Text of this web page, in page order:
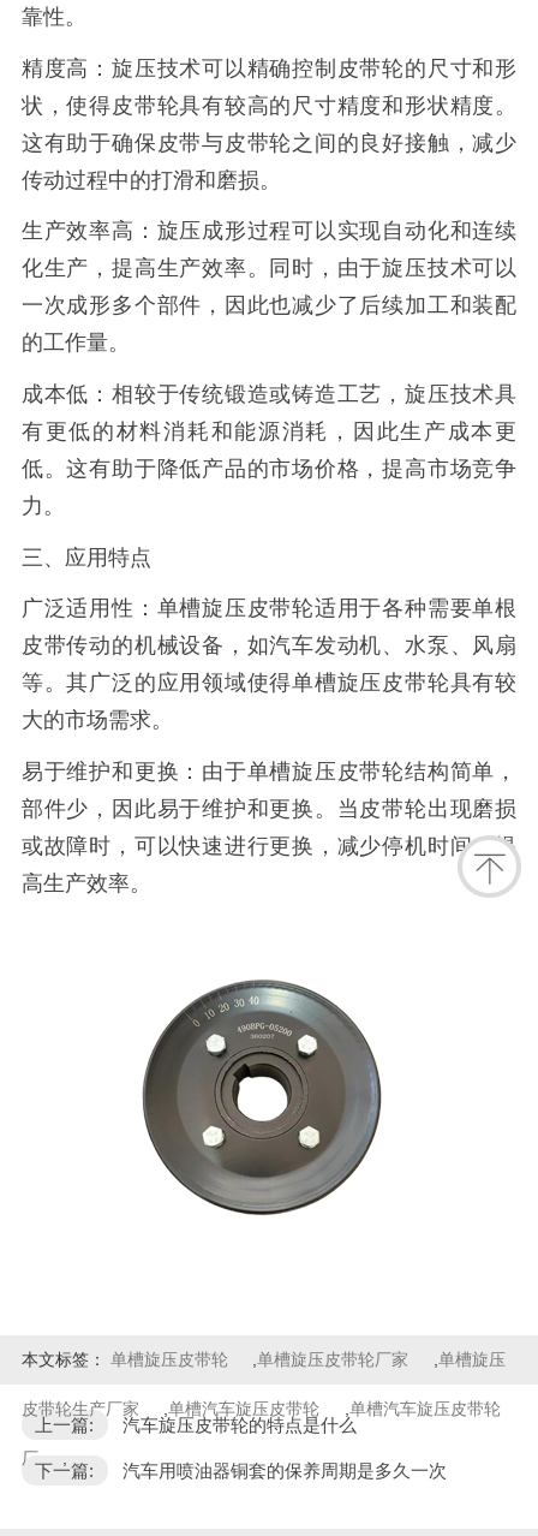
靠性。
精度高：旋压技术可以精确控制皮带轮的尺寸和形
状，使得皮带轮具有较高的尺寸精度和形状精度。
这有助于确保皮带与皮带轮之间的良好接触，减少
传动过程中的打滑和磨损。
生产效率高：旋压成形过程可以实现自动化和连续
化生产，提高生产效率。同时，由于旋压技术可以
一次成形多个部件，因此也减少了后续加工和装配
的工作量。
成本低：相较于传统锻造或铸造工艺，旋压技术具
有更低的材料消耗和能源消耗，因此生产成本更
低。这有助于降低产品的市场价格，提高市场竞争
力。
三、应用特点
广泛适用性：单槽旋压皮带轮适用于各种需要单根
皮带传动的机械设备，如汽车发动机、水泵、风扇
等。其广泛的应用领域使得单槽旋压皮带轮具有较
大的市场需求。
易于维护和更换：由于单槽旋压皮带轮结构简单，
部件少，因此易于维护和更换。当皮带轮出现磨损
或故障时，可以快速进行更换，减少停机时间，提
高生产效率。
本文标签： 单槽旋压皮带轮 ,单槽旋压皮带轮厂家 单槽旋压
皮带轮生产厂家 ,单槽汽车旋压皮带轮 单槽汽车旋压皮带轮
厂
上一篇: 汽车旋压皮带轮的特点是什么
下一篇: 汽车用喷油器铜套的保养周期是多久一次